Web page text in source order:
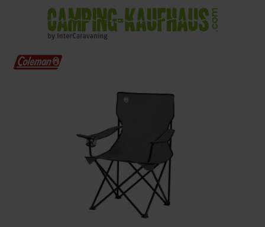
springen